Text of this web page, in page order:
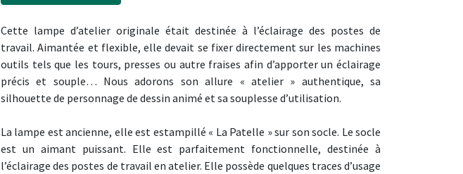
Cette lampe d’atelier originale était destinée à l’éclairage des postes de
travail. Aimantée et flexible, elle devait se fixer directement sur les machines
outils tels que les tours, presses ou autre fraises afin d’apporter un éclairage
précis et souple… Nous adorons son allure « atelier » authentique, sa
silhouette de personnage de dessin animé et sa souplesse d’utilisation.
La lampe est ancienne, elle est estampillé « La Patelle » sur son socle. Le socle
est un aimant puissant. Elle est parfaitement fonctionnelle, destinée à
l’éclairage des postes de travail en atelier. Elle possède quelques traces d’usage